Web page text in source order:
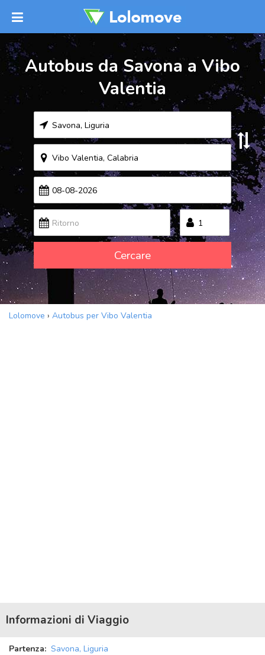
Autobus da Savona a Vibo
Valentia
Cercare
Lolomove › Autobus per Vibo Valentia
Informazioni di Viaggio
Partenza: Savona, Liguria